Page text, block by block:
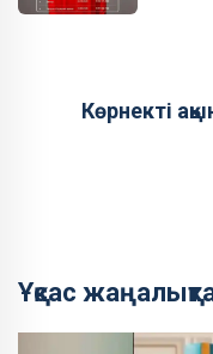
Көрнекті
Ұқсас